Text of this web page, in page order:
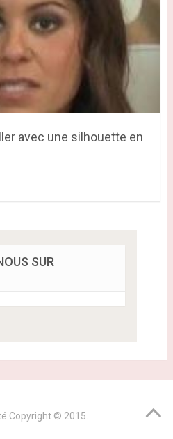
avec une silhouette en
SUR
Copyright © 2015.